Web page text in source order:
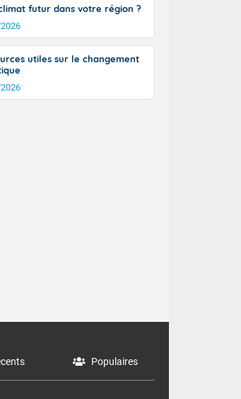
futur dans votre région ?
utiles sur le changement
Populaires